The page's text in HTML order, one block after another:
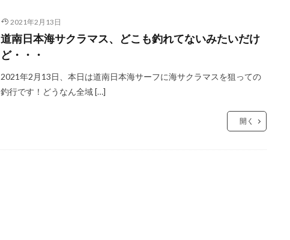
2021年2月13日
道南日本海サクラマス、どこも釣れてないみたいだけ
ど・・・
2021年2月13日、本日は道南日本海サーフに海サクラマスを狙っての
釣行です！どうなん全域 […]
開く